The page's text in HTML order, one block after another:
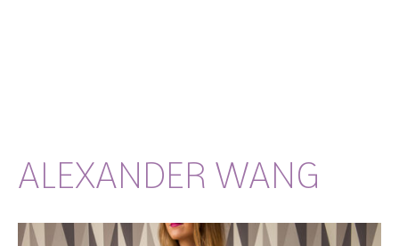
ALEXANDER WANG